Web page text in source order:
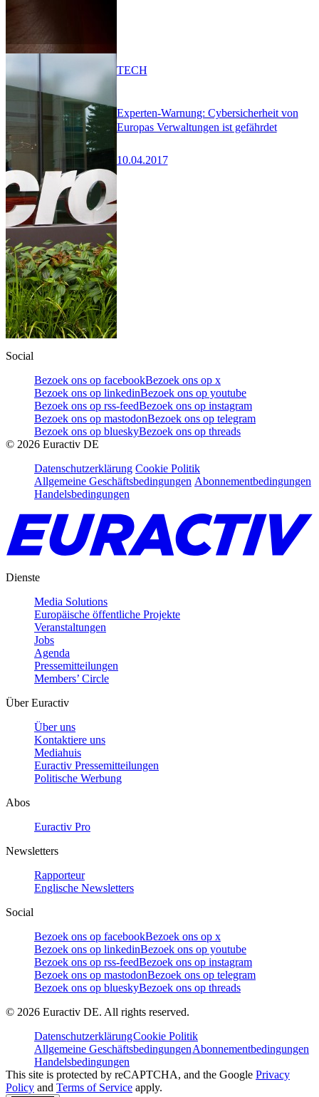
Experten-Warnung: Cybersicherheit von
Europas Verwaltungen ist gefährdet
10.04.2017
TECH
Social
Bezoek ons op facebookBezoek ons op x
Bezoek ons op linkedinBezoek ons op youtube
Bezoek ons op rss-feedBezoek ons op instagram
Bezoek ons op mastodonBezoek ons op telegram
Bezoek ons op blueskyBezoek ons op threads
© 2026 Euractiv DE
Datenschutzerklärung Cookie Politik
Allgemeine Geschäftsbedingungen Abonnementbedingungen
Handelsbedingungen
Dienste
Media Solutions
Europäische öffentliche Projekte
Veranstaltungen
Jobs
Agenda
Pressemitteilungen
Members’ Circle
Über Euractiv
Über uns
Kontaktiere uns
Mediahuis
Euractiv Pressemitteilungen
Politische Werbung
Abos
Euractiv Pro
Newsletters
Rapporteur
Englische Newsletters
Social
Bezoek ons op facebookBezoek ons op x
Bezoek ons op linkedinBezoek ons op youtube
Bezoek ons op rss-feedBezoek ons op instagram
Bezoek ons op mastodonBezoek ons op telegram
Bezoek ons op blueskyBezoek ons op threads
© 2026 Euractiv DE. All rights reserved.
DatenschutzerklärungCookie Politik
Allgemeine GeschäftsbedingungenAbonnementbedingungen
Handelsbedingungen
This site is protected by reCAPTCHA, and the Google Privacy
Policy and Terms of Service apply.